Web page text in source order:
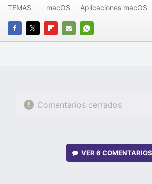
FACEBOOK
TWITTERFLIPBOARD
E-
WHATSAPP
TEMAS macOS Aplicaciones macOS
Comentarios cerrados
VER 6 COMENTARIOS